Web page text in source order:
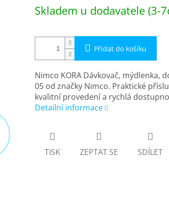
cena:
Skladem u dodavatele (3-
Přidat do košíku
Nimco KORA Dávkovač, mýdlenka,
05 od značky Nimco. Praktické
kvalitní provedení a rychlá
Detailní informace
TISK ZEPTAT SE SDÍLET